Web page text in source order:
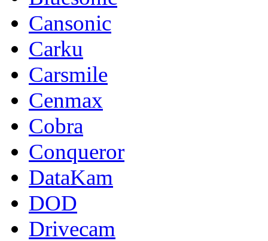
Cansonic
Carku
Carsmile
Cenmax
Cobra
Conqueror
DataKam
DOD
Drivecam